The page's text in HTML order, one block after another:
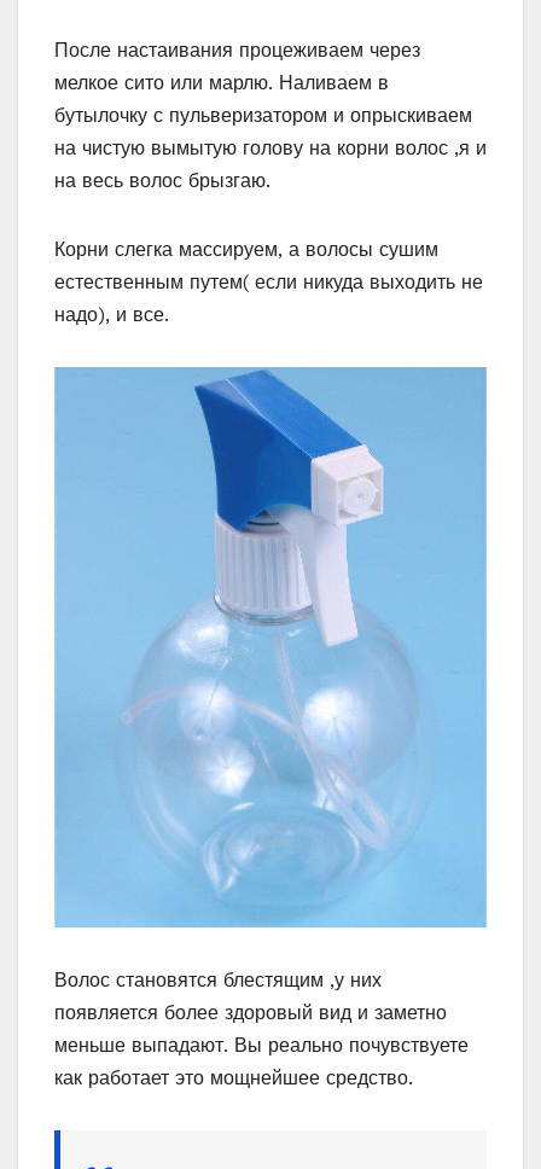
После настаивания процеживаем через
мелкое сито или марлю. Наливаем в
бутылочку с пульверизатором и опрыскиваем
на чистую вымытую голову на корни волос ,я и
на весь волос брызгаю.
Корни слегка массируем, а волосы сушим
естественным путем( если никуда выходить не
надо), и все.
Волос становятся блестящим ,у них
появляется более здоровый вид и заметно
меньше выпадают. Вы реально почувствуете
как работает это мощнейшее средство.